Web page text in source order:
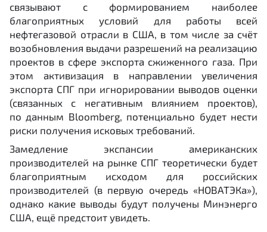
связывают с формированием наиболее
благоприятных условий для работы всей
нефтегазовой отрасли в США, в том числе за счёт
возобновления выдачи разрешений на реализацию
проектов в сфере экспорта сжиженного газа. При
этом активизация в направлении увеличения
экспорта СПГ при игнорировании выводов оценки
(связанных с негативным влиянием проектов),
по данным Bloomberg, потенциально будет нести
риски получения исковых требований.
Замедление экспансии американских
производителей на рынке СПГ теоретически будет
благоприятным исходом для российских
производителей (в первую очередь «НОВАТЭКа»),
однако какие выводы будут получены Минэнерго
США, ещё предстоит увидеть.